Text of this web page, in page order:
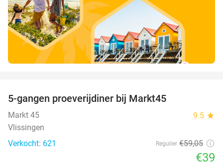
5-gangen proeverijdiner bij Markt45
Markt 45 9.5 star
Vlissingen
Verkocht: 621
Regulier €59,05
€39